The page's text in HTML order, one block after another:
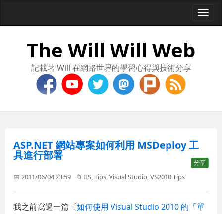
The Will Will Web
記載著 Will 在網路世界的學習心得與技術分享
ASP.NET 網站專案如何利用 MSDeploy 工
具進行部署
分享
📅 2011/06/04 23:59 📁IIS ,Tips ,Visual Studio ,VS2010 Tips
我之前寫過一篇〔如何使用 Visual Studio 2010 的「單